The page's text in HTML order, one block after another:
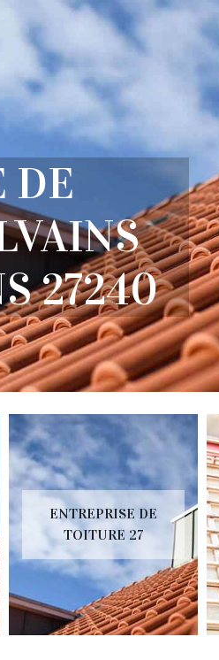
DE
27240
ENTREPRISE DE
TOITURE 27